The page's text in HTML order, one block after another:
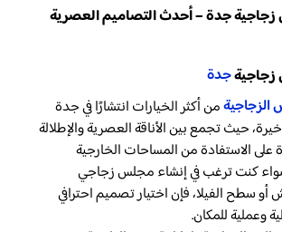
جدة – أحدث التصاميم العصرية
جدة
الزجاجيةمن أكثر الخيارات انتشارًا في جدة
حيث تجمع بين الأناقة العصرية والإطلالة
على الاستفادة من المساحات الخارجية
كنت ترغب في إنشاء مجلس زجاجي
أو سطح الفيلا، فإن اختيار تصميم احترافي
وعملية للمكان.